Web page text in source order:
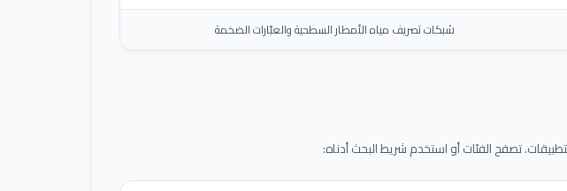
شبكات تصريف مياه الأمطار السطحية والعبّارات الضخمة
تصفح الفئات أو استخدم شريط البحث أدناه: